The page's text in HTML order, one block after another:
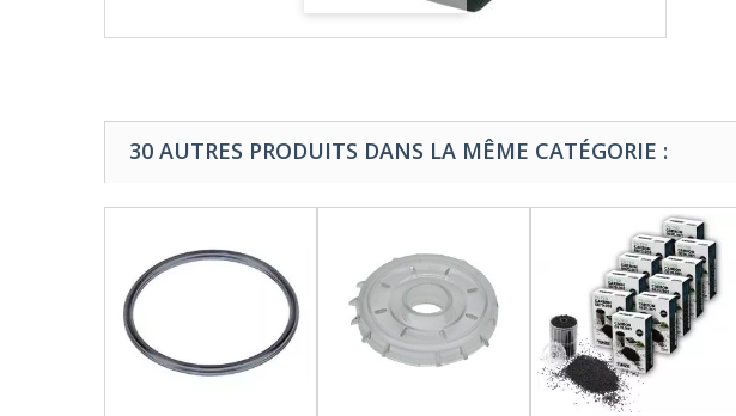
30 AUTRES PRODUITS DANS LA MÊME CATÉGORIE :